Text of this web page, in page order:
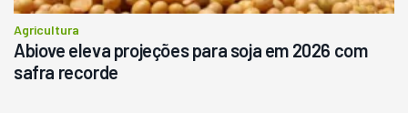
Agricultura
Abiove eleva projeções para soja em 2026 com
safra recorde